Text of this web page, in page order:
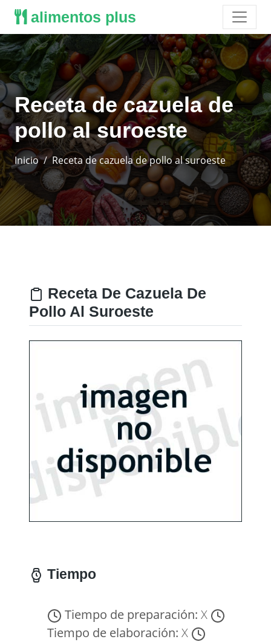
alimentos plus
Receta de cazuela de
pollo al suroeste
Inicio Receta de cazuela de pollo al suroeste
Receta De Cazuela De
Pollo Al Suroeste
Tiempo
Tiempo de preparación: X
Tiempo de elaboración: X